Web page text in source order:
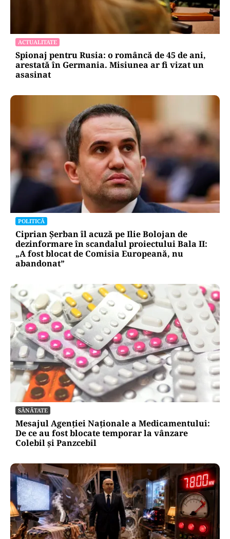
ACTUALITATE
Spionaj pentru Rusia: o româncă de 45 de ani,
arestată în Germania. Misiunea ar fi vizat un
asasinat
POLITICĂ
Ciprian Șerban îl acuză pe Ilie Bolojan de
dezinformare în scandalul proiectului Bala II:
„A fost blocat de Comisia Europeană, nu
abandonat”
SĂNĂTATE
Mesajul Agenției Naționale a Medicamentului:
De ce au fost blocate temporar la vânzare
Colebil și Panzcebil